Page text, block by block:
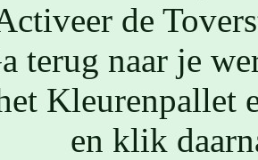
de
terug naar je
en klik